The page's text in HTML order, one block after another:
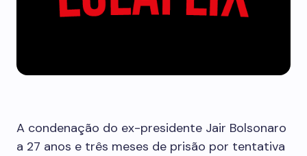
A condenação do ex-presidente Jair Bolsonaro
a 27 anos e três meses de prisão por tentativa